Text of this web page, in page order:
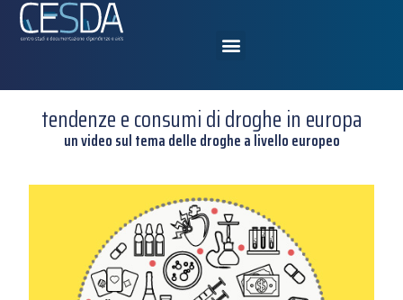
tendenze e consumi di droghe in europa
un video sul tema delle droghe a livello europeo